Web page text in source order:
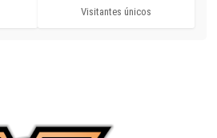
Visitantes únicos